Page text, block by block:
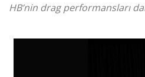
HB’nin drag performansları